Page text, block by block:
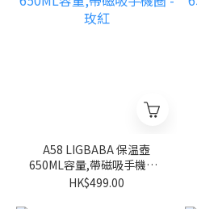
A58 LIGBABA 保温壺
650ML容量,帶磁吸手機圈 -
玫紅
HK$499.00